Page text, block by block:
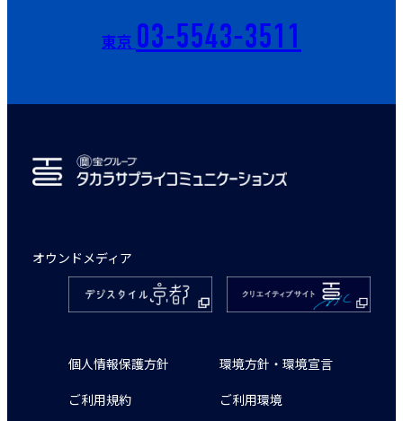
東京 03-5543-3511
オウンドメディア
個人情報保護方針
環境方針・環境宣言
ご利用規約
ご利用環境